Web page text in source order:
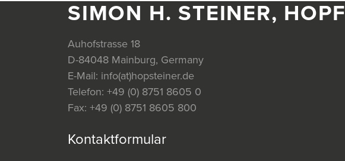
SIMON H. STEINER,
Auhofstrasse 18
D-84048 Mainburg, Germany
E-Mail: info(at)hopsteiner.de
Telefon: +49 (0) 8751 8605 0
Fax: +49 (0) 8751 8605 800
Kontaktformular